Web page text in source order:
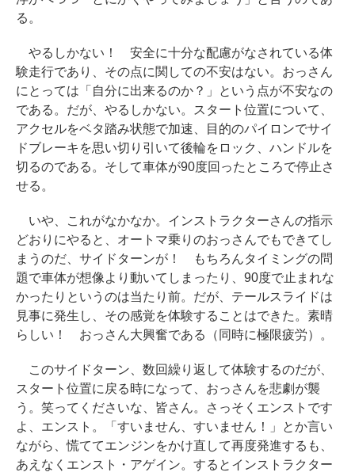
る。
やるしかない！ 安全に十分な配慮がなされている体
験走行であり、その点に関しての不安はない。おっさん
にとっては「自分に出来るのか？」という点が不安なの
である。だが、やるしかない。スタート位置について、
アクセルをベタ踏み状態で加速、目的のパイロンでサイ
ドブレーキを思い切り引いて後輪をロック、ハンドルを
切るのである。そして車体が90度回ったところで停止さ
せる。
いや、これがなかなか。インストラクターさんの指示
どおりにやると、オートマ乗りのおっさんでもできてし
まうのだ、サイドターンが！ もちろんタイミングの問
題で車体が想像より動いてしまったり、90度で止まれな
かったりというのは当たり前。だが、テールスライドは
見事に発生し、その感覚を体験することはできた。素晴
らしい！ おっさん大興奮である（同時に極限疲労）。
このサイドターン、数回繰り返して体験するのだが、
スタート位置に戻る時になって、おっさんを悲劇が襲
う。笑ってくださいな、皆さん。さっそくエンストです
よ、エンスト。「すいません、すいません！」とか言い
ながら、慌ててエンジンをかけ直して再度発進するも、
あえなくエンスト・アゲイン。するとインストラクター